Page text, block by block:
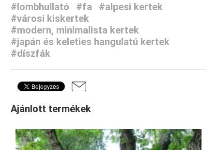
#lombhullató #fa
#alpesi kertek
#városi kiskertek
#modern, minimalista kertek
#japán és keleties hangulatú kertek
#díszfák
Ajánlott termékek